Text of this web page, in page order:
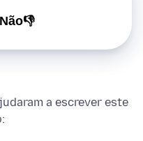
Não👎
a escrever este